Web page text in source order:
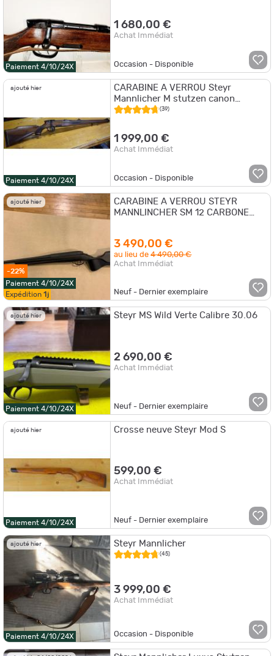
Paiement 4/10/24X
1 680,00 €
Achat Immédiat
Occasion - Disponible
ajouté hier
Paiement 4/10/24X
CARABINE A VERROU Steyr
Mannlicher M stutzen canon
torsadé 51cm 7x64 bon etat
(39)
1 999,00 €
Achat Immédiat
Occasion - Disponible
ajouté hier
-22%
Paiement 4/10/24X
Expédition 1j
CARABINE A VERROU STEYR
MANNLINCHER SM 12 CARBONE
3 490,00 €
au lieu de4 490,00 €
Achat Immédiat
Neuf - Dernier exemplaire
ajouté hier
Paiement 4/10/24X
Steyr MS Wild Verte Calibre 30.06
2 690,00 €
Achat Immédiat
Neuf - Dernier exemplaire
ajouté hier
Paiement 4/10/24X
Crosse neuve Steyr Mod S
599,00 €
Achat Immédiat
Neuf - Dernier exemplaire
ajouté hier
Paiement 4/10/24X
Steyr Mannlicher
(45)
3 999,00 €
Achat Immédiat
Occasion - Disponible